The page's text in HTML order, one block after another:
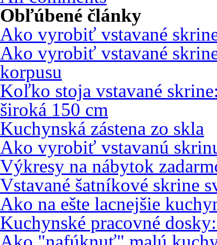
Obľúbené články
Ako vyrobiť vstavané
Ako vyrobiť vstavané
korpusu
Koľko stoja vstavané
široká 150 cm
Kuchynská zástena zo skla
Ako vyrobiť vstavanú
Výkresy na nábytok
Vstavané šatníkové skrine
Ako na ešte lacnejšie
Kuchynské pracovné